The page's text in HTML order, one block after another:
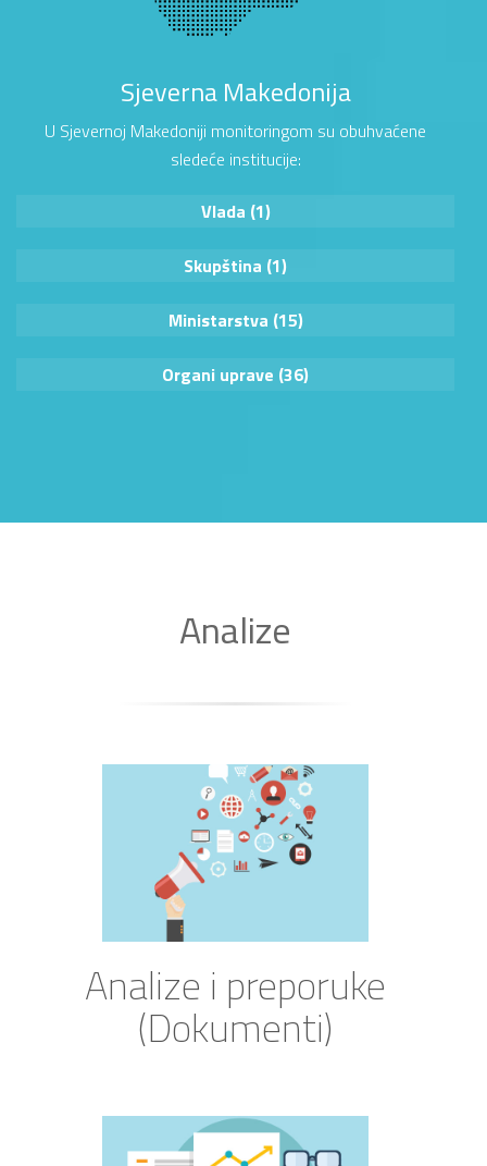
Sjeverna Makedonija
U Sjevernoj Makedoniji monitoringom su obuhvaćene
sledeće institucije:
Vlada (1)
Skupština (1)
Ministarstva (15)
Organi uprave (36)
Analize
Analize i preporuke
(Dokumenti)